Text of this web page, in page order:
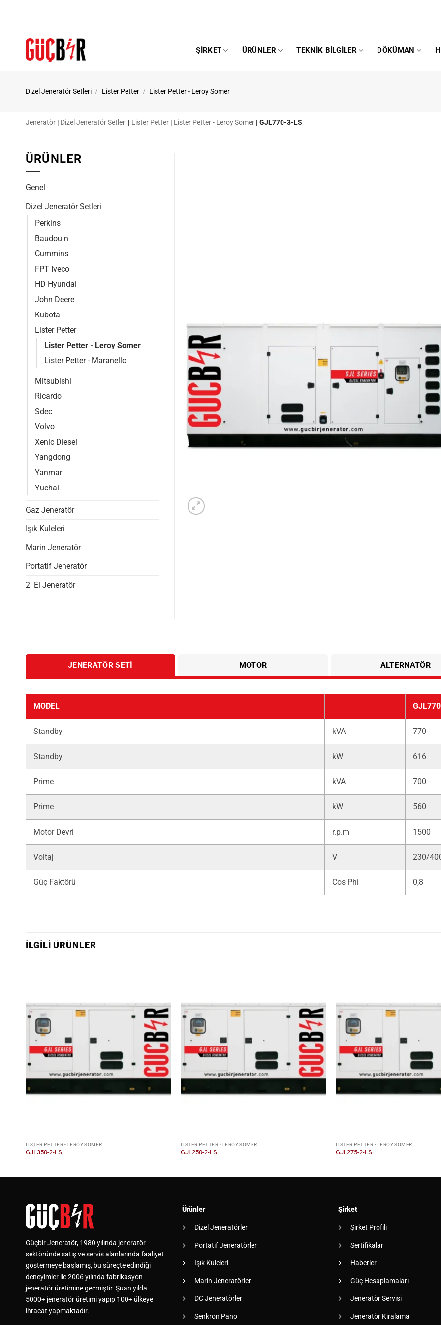
ŞIRKET ÜRÜNLER TEKNIK BILGILER DÖKÜMAN
Dizel Jeneratör Setleri / Lister Petter / Lister Petter - Leroy Somer
Jeneratör | Dizel Jeneratör Setleri | Lister Petter | Lister Petter - Leroy Somer | GJL770-3-LS
ÜRÜNLER
Genel
Dizel Jeneratör Setleri
Perkins
Baudouin
Cummins
FPT Iveco
HD Hyundai
John Deere
Kubota
Lister Petter
Lister Petter - Leroy Somer
Lister Petter - Maranello
Mitsubishi
Ricardo
Sdec
Volvo
Xenic Diesel
Yangdong
Yanmar
Yuchai
Gaz Jeneratör
Işık Kuleleri
Marin Jeneratör
Portatif Jeneratör
2. El Jeneratör
JENERATÖR SETI MOTOR ALTERNATÖR
MODEL
Standby kVA 770
Standby kW 616
Prime kVA 700
Prime kW 560
Motor Devri r.p.m 1500
Voltaj V 230/
Güç Faktörü Cos Phi 0,8
İLGILI ÜRÜNLER
LISTER PETTER - LEROY SOMER
GJL350-2-LS
LISTER PETTER - LEROY SOMER
GJL250-2-LS
LISTER PETTER - LEROY SOMER
GJL275-2-LS
Güçbir Jeneratör, 1980 yılında jeneratör
sektöründe satış ve servis alanlarında faaliyet
göstermeye başlamış, bu süreçte edindiği
deneyimler ile 2006 yılında fabrikasyon
jeneratör üretimine geçmiştir. Şuan yılda
5000+ jeneratör üretimi yapıp 100+ ülkeye
ihracat yapmaktadır.
Ürünler
Dizel Jeneratörler
Portatif Jeneratörler
Işık Kuleleri
Marin Jeneratörler
DC Jeneratörler
Senkron Pano
Şirket
Şirket Profili
Sertifikalar
Haberler
Güç Hesaplamaları
Jeneratör Servisi
Jeneratör Kiralama